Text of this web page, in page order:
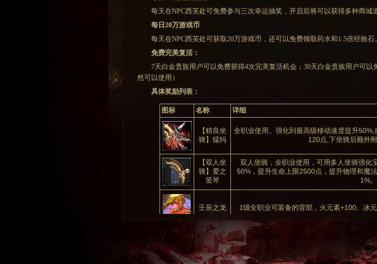
每天在NPC西芙处可免费参与三次幸运抽奖，开启后将可以获得多种商城
每日20万游戏币
每天在NPC西芙处可获取20万游戏币，还可以免费领取药水和1.5倍经验石
免费完美复活：
7天白金贵族用户可以免费获得4次完美复活机会；30天白金贵族用户可
然可以使用）
具体奖励列表：
图标 名称 详细
【精良坐
骑】猛犸
全职业使用。强化到最高级移动速度提升
120点,下坐骑后额外
【双人坐
骑】爱之
竖琴
双人坐骑，全职业使用，可用多人坐骑强化
50%，提升生命上限2500点，提升物理和魔
1%。
壬辰之龙 1级全职业可装备的背部，火元素+100、冰
贵族钱袋 打开后可获得